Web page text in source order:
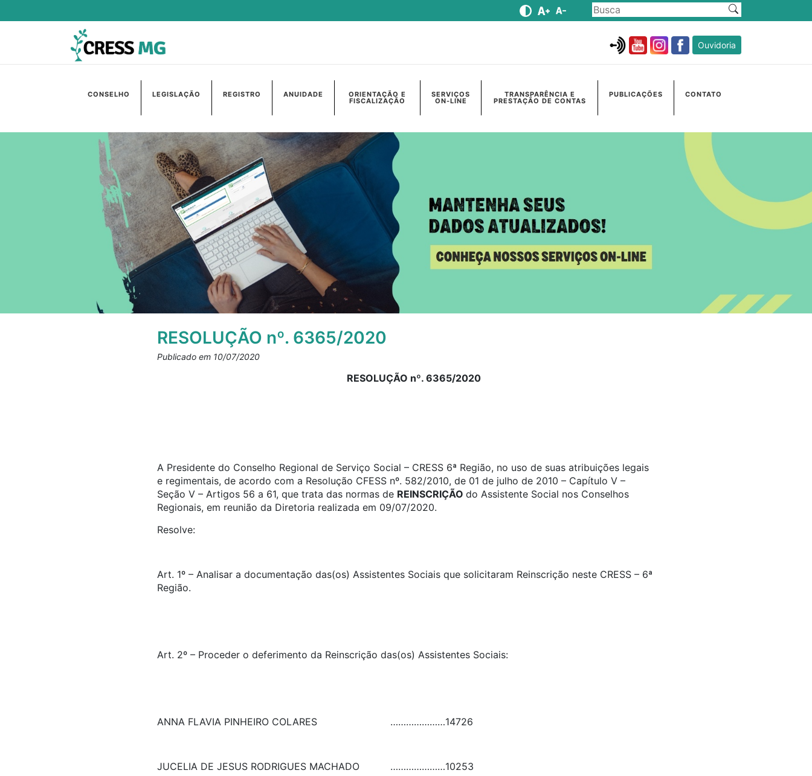
Ouvidoria
CONSELHO LEGISLAÇÃO REGISTRO ANUIDADE ORIENTAÇÃO E
FISCALIZAÇÃO
SERVIÇOS
ON-LINE
TRANSPARÊNCIA E
PRESTAÇÃO DE CONTAS
PUBLICAÇÕES CONTATO
RESOLUÇÃO nº. 6365/2020
Publicado em 10/07/2020
RESOLUÇÃO nº. 6365/2020
A Presidente do Conselho Regional de Serviço Social – CRESS 6ª Região, no uso de suas atribuições legais
e regimentais, de acordo com a Resolução CFESS nº. 582/2010, de 01 de julho de 2010 – Capítulo V –
Seção V – Artigos 56 a 61, que trata das normas de REINSCRIÇÃO do Assistente Social nos Conselhos
Regionais, em reunião da Diretoria realizada em 09/07/2020.
Resolve:
Art. 1º – Analisar a documentação das(os) Assistentes Sociais que solicitaram Reinscrição neste CRESS – 6ª
Região.
Art. 2º – Proceder o deferimento da Reinscrição das(os) Assistentes Sociais:
ANNA FLAVIA PINHEIRO COLARES …………………14726
JUCELIA DE JESUS RODRIGUES MACHADO …………………10253